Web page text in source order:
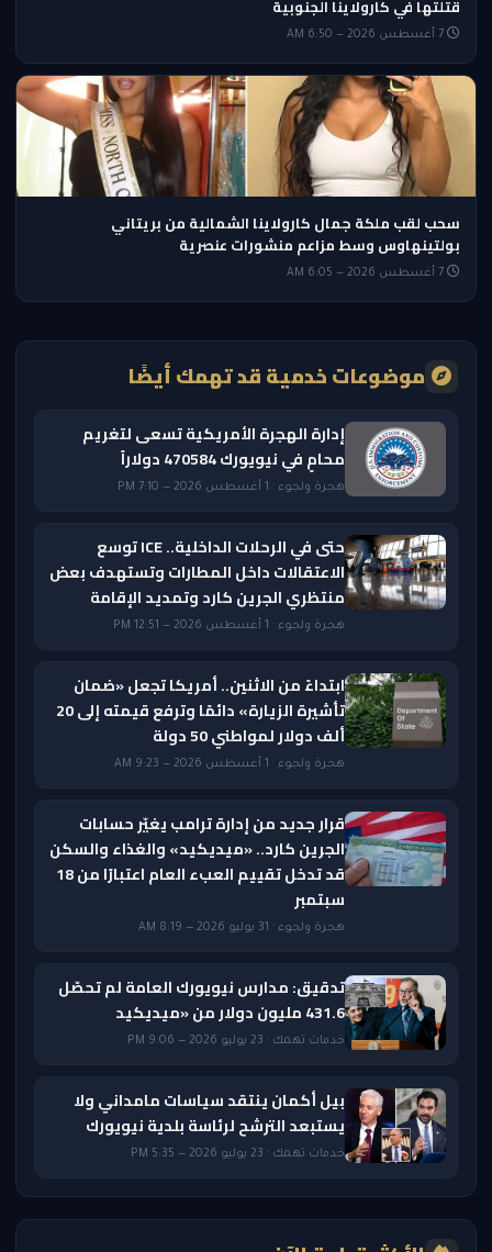
قتلتها في كارولاينا الجنوبية
سحب لقب ملكة جمال كارولاينا الشمالية من بريتاني
بولتينهاوس وسط مزاعم منشورات عنصرية
موضوعات خدمية قد تهمك أيضًا
إدارة الهجرة الأمريكية تسعى لتغريم
محامٍ في نيويورك 470584 دولاراً
هجرة ولجوء · 1 أغسطس 2026 — 7:10 PM
حتى في الرحلات الداخلية.. ICE توسع
الاعتقالات داخل المطارات وتستهدف بعض
منتظري الجرين كارد وتمديد الإقامة
هجرة ولجوء · 1 أغسطس 2026 — 12:51 PM
ابتداءً من الاثنين.. أمريكا تجعل «ضمان
تأشيرة الزيارة» دائمًا وترفع قيمته إلى 20
ألف دولار لمواطني 50 دولة
هجرة ولجوء · 1 أغسطس 2026 — 9:23 AM
قرار جديد من إدارة ترامب يغيّر حسابات
الجرين كارد.. «ميديكيد» والغذاء والسكن
قد تدخل تقييم العبء العام اعتبارًا من 18
سبتمبر
هجرة ولجوء · 31 يوليو 2026 — 8:19 AM
تدقيق: مدارس نيويورك العامة لم تحصّل
431.6 مليون دولار من «ميديكيد
خدمات تهمك · 23 يوليو 2026 — 9:06 PM
بيل أكمان ينتقد سياسات مامداني ولا
يستبعد الترشح لرئاسة بلدية نيويورك
خدمات تهمك · 23 يوليو 2026 — 5:35 PM